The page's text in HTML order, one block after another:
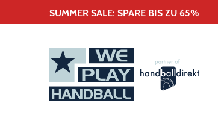
SUMMER SALE: SPARE BIS ZU 65%